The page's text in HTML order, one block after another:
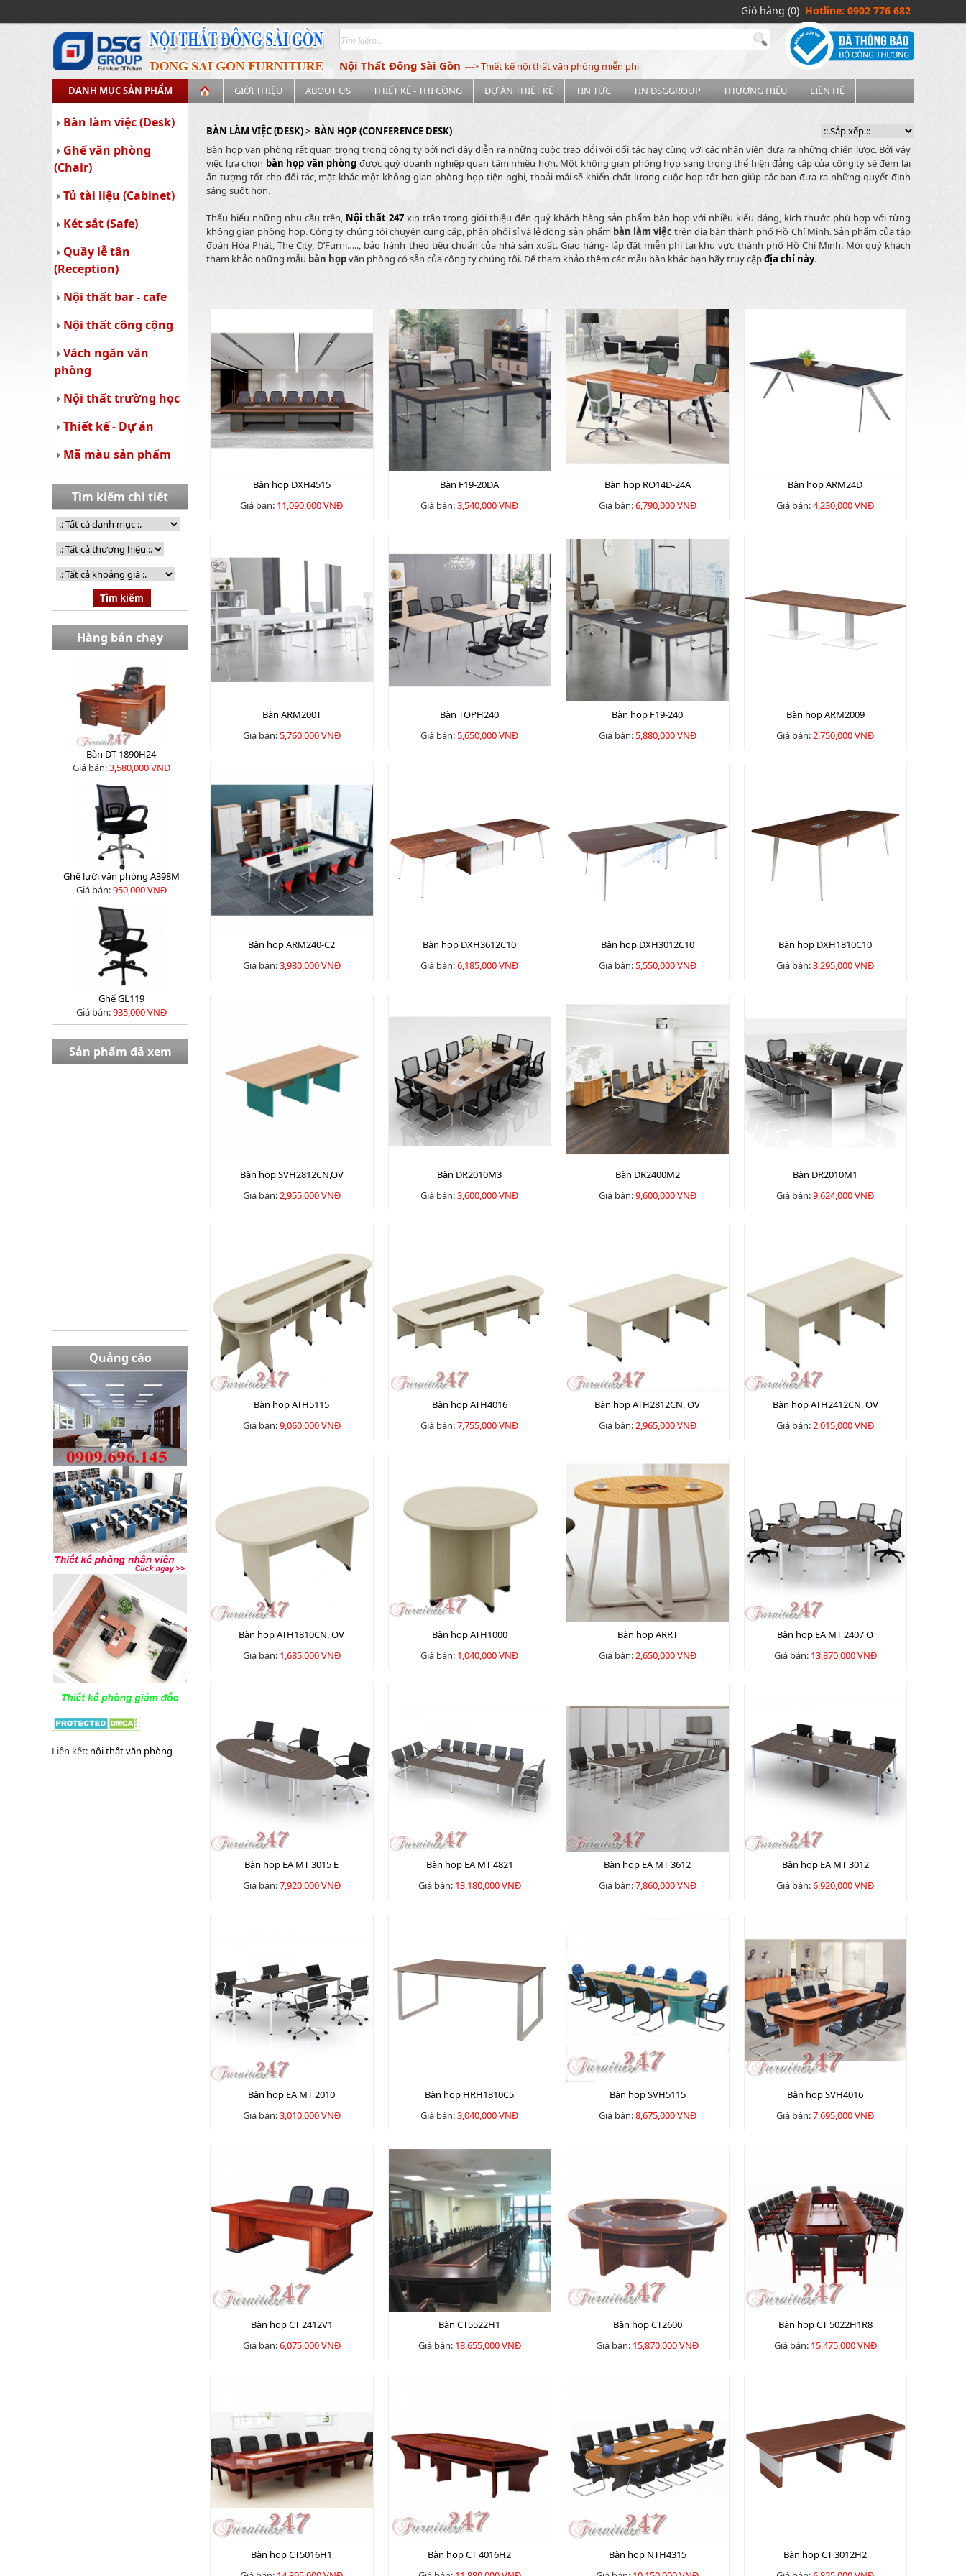
Giỏ hàng (0) Hotline: 0902 776 682
Nội Thất Đông Sài Gòn ---> Thiết kế nội thất văn phòng miễn phí
GIỚI THIỆU
ABOUT US THIẾT KẾ - THI CÔNG DỰ ÁN THIẾT KẾ TIN TỨC TIN DSGGROUP THƯƠNG HIỆU LIÊN HỆ
DANH MỤC SẢN PHẨM
Bàn làm việc (Desk)
Ghế văn phòng
(Chair)
Tủ tài liệu (Cabinet)
Két sắt (Safe)
Quầy lễ tân
(Reception)
Nội thất bar - cafe
Nội thất công cộng
Vách ngăn văn
phòng
Nội thất trường học
Thiết kế - Dự án
Mã màu sản phẩm
Tìm kiếm chi tiết
Hàng bán chạy
Bàn DT 1890H24
Giá bán:3,580,000 VNĐ
Ghế lưới văn phòng A398M
Giá bán:950,000 VNĐ
Ghế GL119
Giá bán:935,000 VNĐ
Sản phẩm đã xem
Quảng cáo
Liên kết: nội thất văn phòng
BÀN LÀM VIỆC (DESK)> BÀN HỌP (CONFERENCE DESK)
Bàn họp văn phòng rất quan trọng trong công ty bởi nơi đây diễn ra những cuộc trao đổi với đối tác hay cùng với các nhân viên đưa ra những chiến lược. Bởi vậy
việc lựa chọn bàn họp văn phòng được quý doanh nghiệp quan tâm nhiều hơn. Một không gian phòng họp sang trọng thể hiện đẳng cấp của công ty sẽ đem lại
ấn tượng tốt cho đối tác, mặt khác một không gian phòng họp tiện nghi, thoải mái sẽ khiến chất lượng cuộc họp tốt hơn giúp các bạn đưa ra những quyết định
sáng suốt hơn.
Thấu hiểu những nhu cầu trên, Nội thất 247 xin trân trọng giới thiệu đến quý khách hàng sản phẩm bàn họp với nhiều kiểu dáng, kích thước phù hợp với từng
không gian phòng họp. Công ty chúng tôi chuyên cung cấp, phân phối sỉ và lẻ dòng sản phẩm bàn làm việc trên địa bàn thành phố Hồ Chí Minh. Sản phẩm của tập
đoàn Hòa Phát, The City, D’Furni….., bảo hành theo tiêu chuẩn của nhà sản xuất. Giao hàng- lắp đặt miễn phí tại khu vực thành phố Hồ Chí Minh. Mời quý khách
tham khảo những mẫu bàn họpvăn phòng có sẵn của công ty chúng tôi. Để tham khảo thêm các mẫu bàn khác bạn hãy truy cậpđịa chỉ này.
Bàn họp DXH4515
Giá bán: 11,090,000 VNĐ
Bàn F19-20DA
Giá bán:3,540,000 VNĐ
Bàn họp RO14D-24A
Giá bán:6,790,000 VNĐ
Bàn họp ARM24D
Giá bán:4,230,000 VNĐ
Bàn ARM200T
Giá bán:5,760,000 VNĐ
Bàn TOPH240
Giá bán:5,650,000 VNĐ
Bàn họp F19-240
Giá bán:5,880,000 VNĐ
Bàn họp ARM2009
Giá bán:2,750,000 VNĐ
Bàn họp ARM240-C2
Giá bán:3,980,000 VNĐ
Bàn họp DXH3612C10
Giá bán:6,185,000 VNĐ
Bàn họp DXH3012C10
Giá bán:5,550,000 VNĐ
Bàn họp DXH1810C10
Giá bán:3,295,000 VNĐ
Bàn họp SVH2812CN,OV
Giá bán:2,955,000 VNĐ
Bàn DR2010M3
Giá bán:3,600,000 VNĐ
Bàn DR2400M2
Giá bán:9,600,000 VNĐ
Bàn DR2010M1
Giá bán:9,624,000 VNĐ
Bàn họp ATH5115
Giá bán:9,060,000 VNĐ
Bàn họp ATH4016
Giá bán:7,755,000 VNĐ
Bàn họp ATH2812CN, OV
Giá bán:2,965,000 VNĐ
Bàn họp ATH2412CN, OV
Giá bán:2,015,000 VNĐ
Bàn họp ATH1810CN, OV
Giá bán: 1,685,000 VNĐ
Bàn họp ATH1000
Giá bán: 1,040,000 VNĐ
Bàn họp ARRT
Giá bán:2,650,000 VNĐ
Bàn họp EA MT 2407 O
Giá bán: 13,870,000 VNĐ
Bàn họp EA MT 3015 E
Giá bán:7,920,000 VNĐ
Bàn họp EA MT 4821
Giá bán: 13,180,000 VNĐ
Bàn họp EA MT 3612
Giá bán:7,860,000 VNĐ
Bàn họp EA MT 3012
Giá bán:6,920,000 VNĐ
Bàn họp EA MT 2010
Giá bán:3,010,000 VNĐ
Bàn họp HRH1810C5
Giá bán:3,040,000 VNĐ
Bàn họp SVH5115
Giá bán:8,675,000 VNĐ
Bàn họp SVH4016
Giá bán:7,695,000 VNĐ
Bàn họp CT 2412V1
Giá bán:6,075,000 VNĐ
Bàn CT5522H1
Giá bán: 18,655,000 VNĐ
Bàn họp CT2600
Giá bán: 15,870,000 VNĐ
Bàn họp CT 5022H1R8
Giá bán: 15,475,000 VNĐ
Bàn họp CT5016H1
Bàn họp CT 4016H2
Bàn họp NTH4315
Bàn họp CT 3012H2